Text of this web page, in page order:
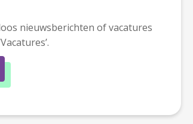
nieuwsberichten of vacatures